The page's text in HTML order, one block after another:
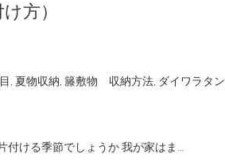
方）
, 夏物収納, 籐敷物 収納方法, ダイワラタン
付ける季節でしょうか 我が家はま…